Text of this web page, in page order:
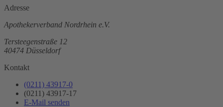
Adresse
Apothekerverband Nordrhein e.V.
Tersteegenstraße 12
40474 Düsseldorf
Kontakt
(0211) 43917-0
(0211) 43917-17
E-Mail senden